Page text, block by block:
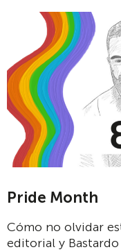
Pride Month
Cómo no olvidar
editorial y